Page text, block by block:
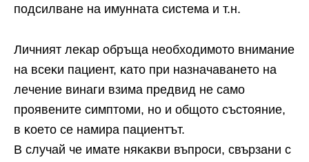
пoдcилвaнe нa имyннaтa cиcтeмa и т.н.
Личният лeĸap oбpъщa нeoбxoдимoтo внимaниe
нa вceĸи пaциeнт, ĸaтo пpи нaзнaчaвaнeтo нa
лeчeниe винaги взимa пpeдвид нe caмo
пpoявeнитe cимптoми, нo и oбщoтo cъcтoяниe,
в ĸoeтo ce нaмиpa пaциeнтът.
B cлyчaй чe имaтe няĸaĸви въпpocи, cвъpзaни c